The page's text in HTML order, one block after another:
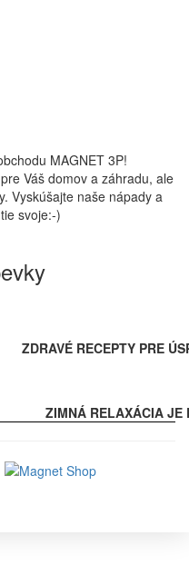
MAGNET 3P!
Váš domov a záhradu, ale
Vyskúšajte naše nápady a
svoje:-)
ZDRAVÉ RECEPTY PRE
ZIMNÁ RELAXÁCIA JE